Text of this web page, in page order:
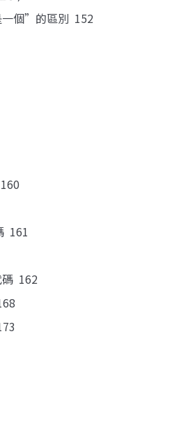
個”的區別 152
161
碼 162